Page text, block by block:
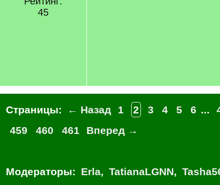
45
Страницы: ← Назад 1 2 3 4 5 6 ...
459
460 461 Вперед →
Модераторы: Erla, TatianaLGNN,